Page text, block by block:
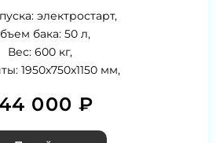
электростарт,
бака: 50 л,
Вес: 600 кг,
1950x750x1150 мм,
000 ₽